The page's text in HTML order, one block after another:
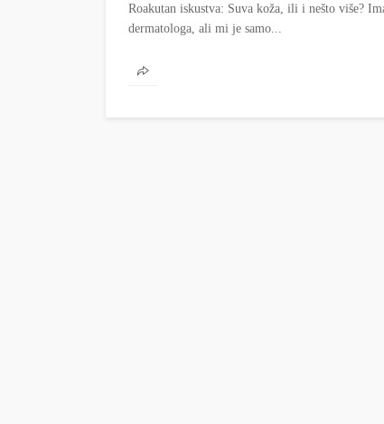
Roakutan iskustva: Suva koža, ili i nešto više?
dermatologa, ali mi je samo...